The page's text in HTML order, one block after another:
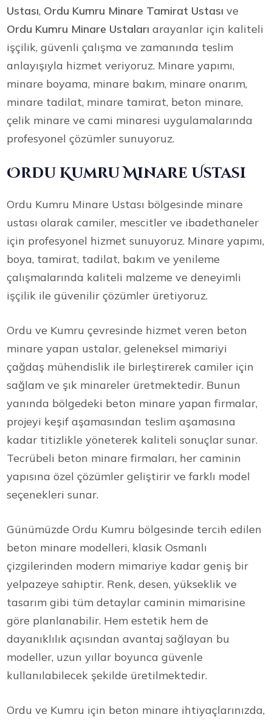
Ustası, Ordu Kumru Minare Tamirat Ustası ve
Ordu Kumru Minare Ustaları arayanlar için kaliteli
işçilik, güvenli çalışma ve zamanında teslim
anlayışıyla hizmet veriyoruz. Minare yapımı,
minare boyama, minare bakım, minare onarım,
minare tadilat, minare tamirat, beton minare,
çelik minare ve cami minaresi uygulamalarında
profesyonel çözümler sunuyoruz.
Ordu Kumru Minare Ustası
Ordu Kumru Minare Ustası bölgesinde minare
ustası olarak camiler, mescitler ve ibadethaneler
için profesyonel hizmet sunuyoruz. Minare yapımı,
boya, tamirat, tadilat, bakım ve yenileme
çalışmalarında kaliteli malzeme ve deneyimli
işçilik ile güvenilir çözümler üretiyoruz.
Ordu ve Kumru çevresinde hizmet veren beton
minare yapan ustalar, geleneksel mimariyi
çağdaş mühendislik ile birleştirerek camiler için
sağlam ve şık minareler üretmektedir. Bunun
yanında bölgedeki beton minare yapan firmalar,
projeyi keşif aşamasından teslim aşamasına
kadar titizlikle yöneterek kaliteli sonuçlar sunar.
Tecrübeli beton minare firmaları, her caminin
yapısına özel çözümler geliştirir ve farklı model
seçenekleri sunar.
Günümüzde Ordu Kumru bölgesinde tercih edilen
beton minare modelleri, klasik Osmanlı
çizgilerinden modern mimariye kadar geniş bir
yelpazeye sahiptir. Renk, desen, yükseklik ve
tasarım gibi tüm detaylar caminin mimarisine
göre planlanabilir. Hem estetik hem de
dayanıklılık açısından avantaj sağlayan bu
modeller, uzun yıllar boyunca güvenle
kullanılabilecek şekilde üretilmektedir.
Ordu ve Kumru için beton minare ihtiyaçlarınızda,